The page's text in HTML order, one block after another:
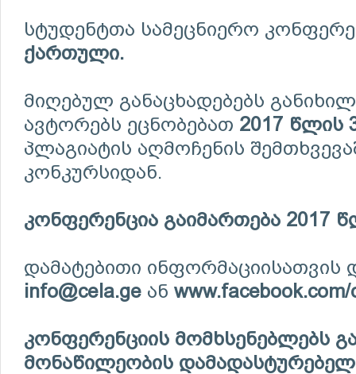
სტუდენტთა სამეცნიერო
ქართული.
მიღებულ განაცხადებებს
ავტორებს ეცნობებათ 2017 წლის
პლაგიატის აღმოჩენის
კონკურსიდან.
კონფერენცია გაიმართება 2017
დამატებითი ინფორმაციისათვის
info@cela.ge ან
კონფერენციის მომხსენებლებს
მონაწილეობის